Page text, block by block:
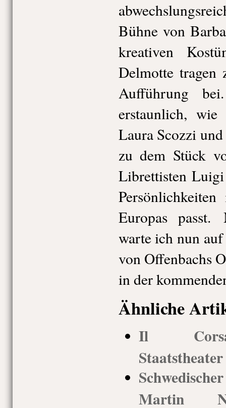
Bühne von
kreativen
Delmotte
Aufführung
erstaunlich,
Laura Scozzi
zu dem Stück
Librettisten
Europas
warte ich nun
von Offenbachs
in der
Ähnliche
Il
Martin